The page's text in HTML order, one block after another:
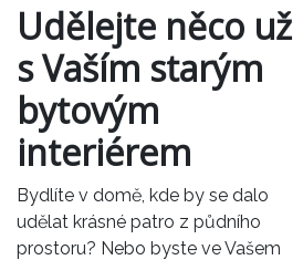
Udělejte něco už
s Vaším starým
bytovým
interiérem
Bydlíte v domě, kde by se dalo
udělat krásné patro z půdního
prostoru? Nebo byste ve Vašem